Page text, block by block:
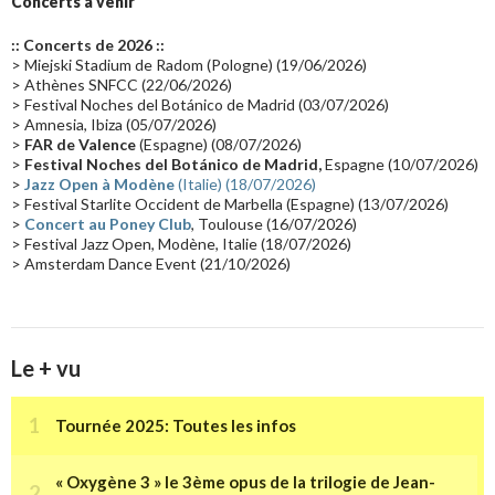
Passages radio Vidéo Jarrecast (16) Synthé 80's
Les concerts en Chine(16) Cinéma
Synthé Roland(15) Belgique(15)
(14) Astronomie (14) (14)
Tournée 2025(14) 2024(14) Chine(13)
:: Concerts de 2026 ::
> Miejski Stadium de Radom (Pologne) (19/06/2026)
> Athènes SNFCC (22/06/2026)
> Festival Noches del Botánico de Madrid (03/07/2026)
> Amnesia, Ibiza (05/07/2026)
> FAR de Valence(Espagne) (08/07/2026)
> Festival Noches del Botánico de Madrid,Espagne (10/07/2026)
> Jazz Open à Modène(Italie) (18/07/2026)
> Festival Starlite Occident de Marbella (Espagne) (13/07/2026)
> Concert au Poney Club, Toulouse (16/07/2026)
> Festival Jazz Open, Modène, Italie (18/07/2026)
> Amsterdam Dance Event (21/10/2026)
Le + vu